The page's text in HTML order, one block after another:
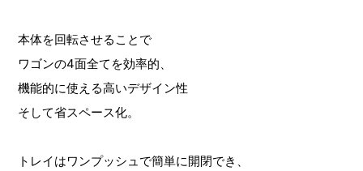
本体を回転させることで
ワゴンの4面全てを効率的、
機能的に使える高いデザイン性
そして省スペース化。
トレイはワンプッシュで簡単に開閉でき、